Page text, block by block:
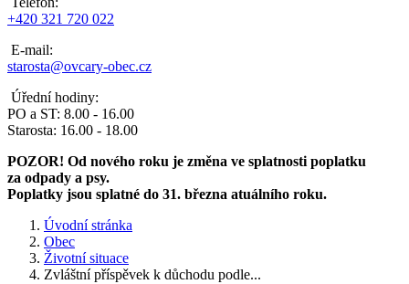
+420 321 720 022
E-mail:
starosta@ovcary-obec.cz
Úřední hodiny:
PO a ST: 8.00 - 16.00
Starosta: 16.00 - 18.00
POZOR! Od nového roku je změna ve splatnosti poplatku
za odpady a psy.
Poplatky jsou splatné do 31. března atuálního roku.
Úvodní stránka
Obec
Životní situace
Zvláštní příspěvek k důchodu podle...